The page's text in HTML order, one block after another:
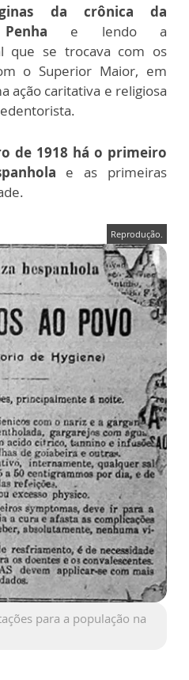
da crônica da
e lendo a
que se trocava com os
o Superior Maior, em
ação caritativa e religiosa
de 1918 há o primeiro
e as primeiras
Reprodução.
para a população na